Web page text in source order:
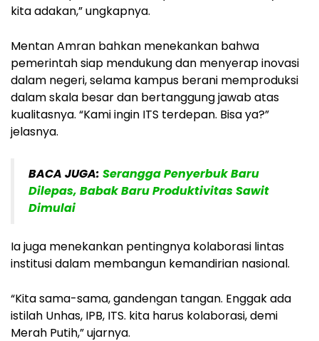
kita adakan,” ungkapnya.
Mentan Amran bahkan menekankan bahwa
pemerintah siap mendukung dan menyerap inovasi
dalam negeri, selama kampus berani memproduksi
dalam skala besar dan bertanggung jawab atas
kualitasnya. “Kami ingin ITS terdepan. Bisa ya?”
jelasnya.
BACA JUGA: Serangga Penyerbuk Baru
Dilepas, Babak Baru Produktivitas Sawit
Dimulai
Ia juga menekankan pentingnya kolaborasi lintas
institusi dalam membangun kemandirian nasional.
“Kita sama-sama, gandengan tangan. Enggak ada
istilah Unhas, IPB, ITS. kita harus kolaborasi, demi
Merah Putih,” ujarnya.